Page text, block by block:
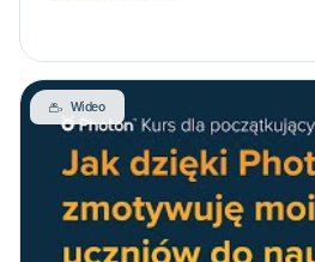
Wideo